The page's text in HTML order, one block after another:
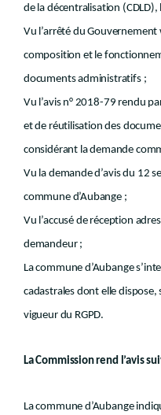
de la décentralisation (CDLD),
Vu l’arrêté du
composition et le
documents administratifs ;
Vu l’avis n° 2018-79 rendu
et de réutilisation des
considérant la demande
Vu la demande d’avis du 12
commune d’Aubange ;
Vu l’accusé de réception
demandeur ;
La commune d’Aubange
cadastrales dont elle dispose,
vigueur du RGPD.
La Commission rend l’avis
La commune d’Aubange